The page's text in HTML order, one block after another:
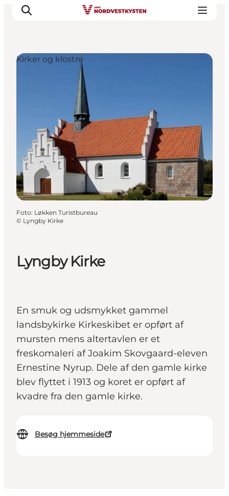
Feriesteder
Inspiration
Handicapvenlig ferie
Events
Overnatning
Planlæg din ferie
Lyngby Kirke
En smuk og udsmykket gammel
landsbykirke Kirkeskibet er opført af
mursten mens altertavlen er et
freskomaleri af Joakim Skovgaard-eleven
Ernestine Nyrup. Dele af den gamle kirke
blev flyttet i 1913 og koret er opført af
kvadre fra den gamle kirke.
Besøg hjemmeside
Kirker og klostre
Foto: Løkken Turistbureau
© Lyngby Kirke